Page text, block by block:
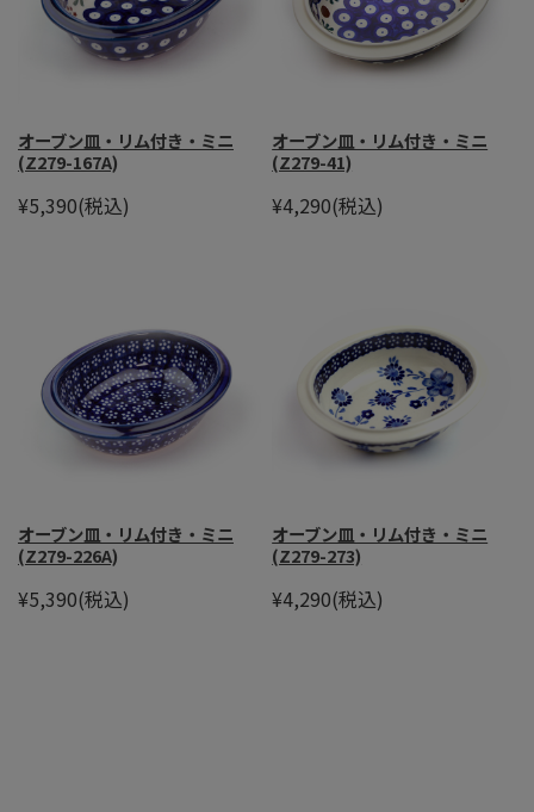
オーブン皿・リム付き・ミニ
(Z279-167A)
¥5,390(税込)
オーブン皿・リム付き・ミニ
(Z279-41)
¥4,290(税込)
オーブン皿・リム付き・ミニ
(Z279-226A)
¥5,390(税込)
オーブン皿・リム付き・ミニ
(Z279-273)
¥4,290(税込)